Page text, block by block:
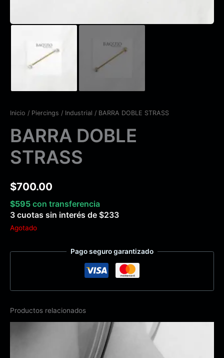
Inicio / Piercings / Industrial / BARRA DOBLE STRASS
BARRA DOBLE
STRASS
$700.00
$595 con transferencia
3 cuotas sin interés de $233
Agotado
Pago seguro garantizado
Productos relacionados